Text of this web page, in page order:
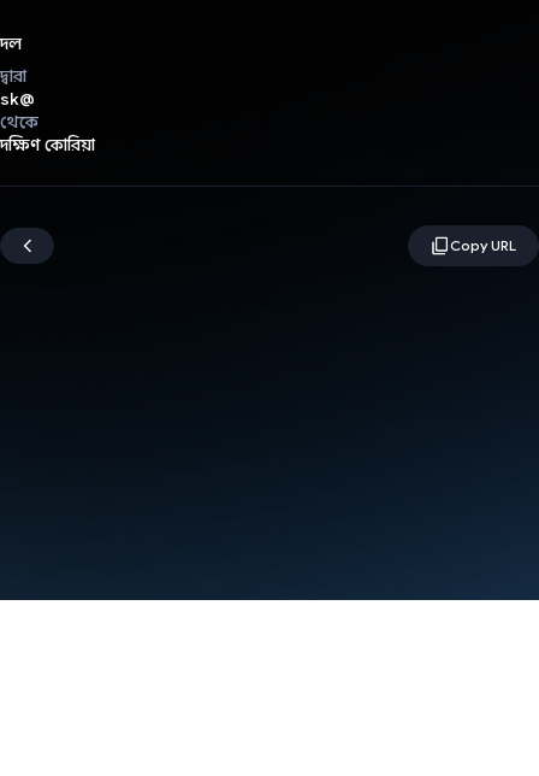
দল
দ্বারা
sk@
থেকে
দক্ষিণ কোরিয়া